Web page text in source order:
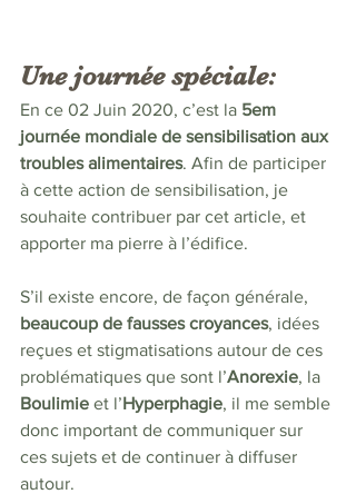
Une journée spéciale:
En ce 02 Juin 2020, c’est la 5em
journée mondiale de sensibilisation aux
troubles alimentaires. Afin de participer
à cette action de sensibilisation, je
souhaite contribuer par cet article, et
apporter ma pierre à l’édifice.
S’il existe encore, de façon générale,
beaucoup de fausses croyances, idées
reçues et stigmatisations autour de ces
problématiques que sont l’Anorexie, la
Boulimie et l’Hyperphagie, il me semble
donc important de communiquer sur
ces sujets et de continuer à diffuser
autour.